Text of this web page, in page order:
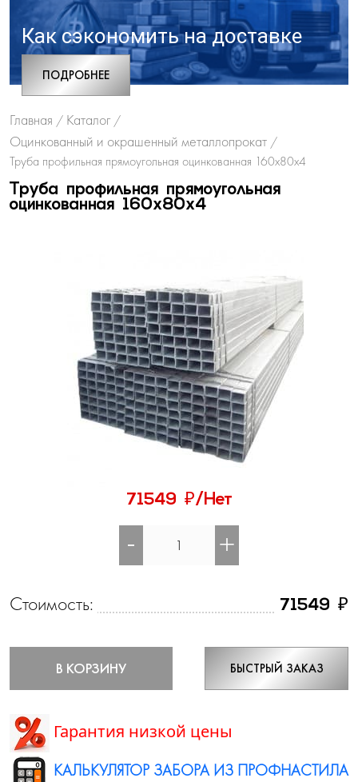
Как сэкономить на доставке
ПОДРОБНЕЕ
Главная / Каталог /
Оцинкованный и окрашенный металлопрокат /
Труба профильная прямоугольная оцинкованная 160х80х4
Труба профильная прямоугольная
оцинкованная 160х80х4
71549 ₽/Нет
- +
Стоимость: 71549 ₽
В КОРЗИНУ БЫСТРЫЙ ЗАКАЗ
Гарантия низкой цены
КАЛЬКУЛЯТОР ЗАБОРА ИЗ ПРОФНАСТИЛА